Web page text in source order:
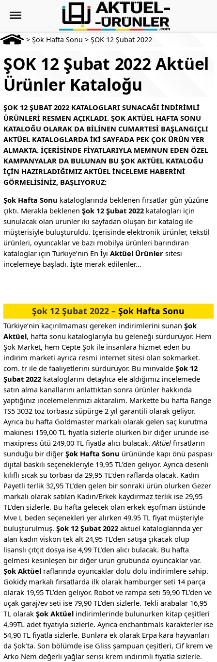
> Şok Hafta Sonu > ŞOK 12 Şubat 2022
ŞOK 12 Şubat 2022 Aktüel
Ürünler Kataloğu
ŞOK 12 ŞUBAT 2022 KATALOGLARI SUNACAĞI INDIRIMLI
ÜRÜNLERI RESMEN AÇIKLADI. ŞOK AKTÜEL HAFTA SONU
KATALOĞU OLARAK DA BILINEN CUMARTESI BAŞLANGIÇLI
AKTÜEL KATALOGLARDA IKI SAYFADA PEK ÇOK ÜRÜN YER
ALMAKTA. İÇERISINDE FIYATLARIYLA MEMNUN EDEN ÖZEL
KAMPANYALAR DA BULUNAN BU ŞOK AKTÜEL KATALOĞU
IÇIN HAZIRLADIĞIMIZ AKTÜEL INCELEME HABERINI
GÖRMELISINIZ, BAŞLIYORUZ:
Şok Hafta Sonu kataloglarında beklenen fırsatlar gün yüzüne
çıktı. Merakla beklenen Şok 12 Şubat 2022katalogları için
sunulacak olan ürünler iki sayfadan oluşan bir katalog ile
müşterisiyle buluşturuldu. İçerisinde elektronik ürünler, tekstil
ürünleri, oyuncaklar ve bazı mobilya ürünleri barındıran
kataloglar için Türkiye’nin En İyi Aktüel Ürünlersitesi
incelemeye başladı. İşte merak edilenler…
Şok 12 Şubat 2022 –Şok Hafta Sonu
Türkiye’nin kaçırılmaması gereken indirimlerini sunan Şok
Aktüel, hafta sonu kataloglarıyla bu geleneği sürdürüyor. Hem
Şok Market, hem Cepte Şok ile insanlara hizmet eden bu
indirim marketi ayrıca resmi internet sitesi olan sokmarket.
com. tr ile de faaliyetlerini sürdürüyor. Bu minvalde Şok 12
Şubat 2022kataloglarını detaylıca ele aldığımız incelemede
satın alma kanallarını anlattıktan sonra ürünler hakkında
yaptığınız incelemelerimizi aktaralım. Markette bu hafta Range
TS5 3032 toz torbasız süpürge 2 yıl garantili olarak geliyor.
Ayrıca bu hafta Goldmaster markalı olarak gelen saç kurutma
makinesi 159,00 TL fiyatla sizlerle olurken bir diğer üründe ise
maxipress ütü 249,00 TL fiyatla alıcı bulacak.Aktüelfırsatların
sunduğu bir diğer Şok Hafta Sonu ürününde kapı önü paspası
dijital baskılı seçenekleriyle 19,95 TL’den geliyor. Ayrıca desenli
kılıflı sıcak su torbası da 29,95 TL’den raflarda olacak. Kadın
Payetli terlik 32,95 TL’den gelen bir sonraki ürün olurken Gezer
markalı olarak satılan Kadın/Erkek kaydırmaz terlik ise 29,95
TL’den sizlerle. Bu hafta gelecek olan erkek eşofman üstünde
Mve L beden seçenekleri yer alırken 49,95 TL fiyat müşteriyle
buluşturulmuş. Şok 12 Şubat 2022aktüel kataloglarında yer
alan kadın viskon tek alt 24,95 TL’den satışa çıkacak olup
lisanslı çıtçıt dosya ise 4,99 TL’den alıcı bulacak. Bu hafta
gelmesi kesinleşen bir diğer ürün grubunda oyuncaklar var.
Şok Aktüelraflarında oyuncaklar dolu dolu indirimlere sahip.
Gokidy markalı fırsatlarda ilk olarak hamburger seti 14 parça
olarak 19,95 TL’den geliyor. Robot ve rampa seti 59,90 TL’den ve
uçak garaj/ev seti ise 79,90 TL’den sizlerle. Tekli arabalar 16,95
TL olarak Şok Aktüelindirimlerinde bulunurken kitap çeşitleri
4,99TL adet fiyatıyla sizlerle. Ayrıca enchantimals karakterler ise
54,90 TL fiyatla sizlerle. Bunlara ek olarak Erpa kara hayvanları
da Şok’ta. Son bölümde ise Gliss şampuan çeşitleri, Cif krem ve
Arko Nem değerli yağlar serisi krem indirimli fiyatla sizlerle.